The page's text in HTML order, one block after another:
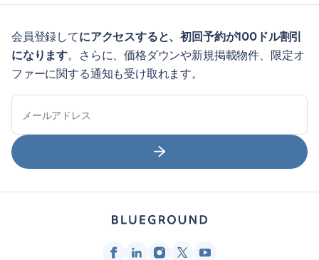
会員登録してにアクセスすると、初回予約が100ドル割引
になります。さらに、価格ダウンや新規掲載物件、限定オ
ファーに関する通知も受け取れます。
メールアドレス